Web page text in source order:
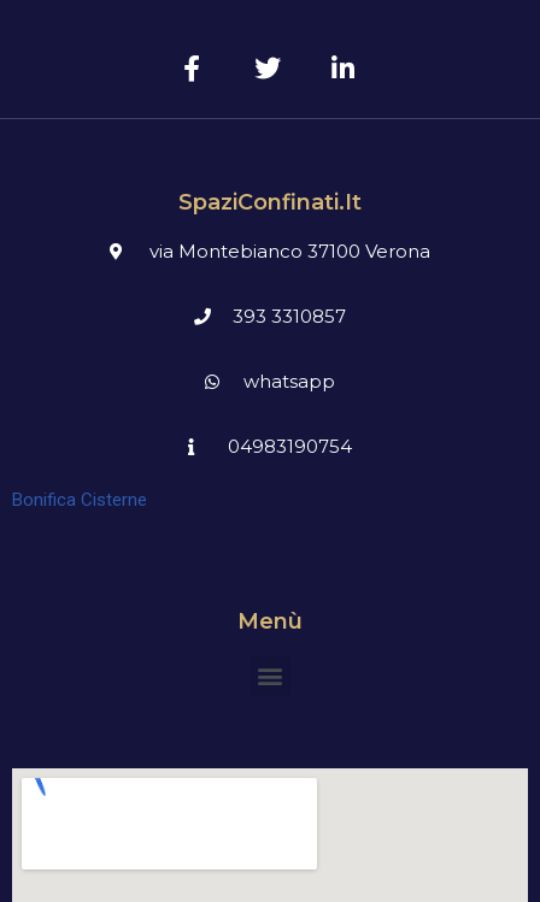
SpaziConfinati.it
via Montebianco 37100 Verona
393 3310857
whatsapp
04983190754
Bonifica Cisterne
Menù